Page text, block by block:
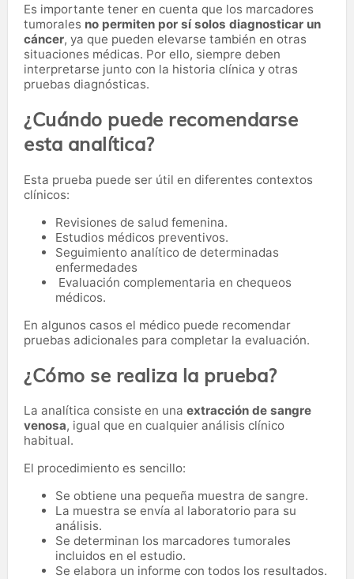
Es importante tener en cuenta que los marcadores
tumorales no permiten por sí solos diagnosticar un
cáncer, ya que pueden elevarse también en otras
situaciones médicas. Por ello, siempre deben
interpretarse junto con la historia clínica y otras
pruebas diagnósticas.
¿Cuándo puede recomendarse
esta analítica?
Esta prueba puede ser útil en diferentes contextos
clínicos:
Revisiones de salud femenina.
Estudios médicos preventivos.
Seguimiento analítico de determinadas
enfermedades
Evaluación complementaria en chequeos
médicos.
En algunos casos el médico puede recomendar
pruebas adicionales para completar la evaluación.
¿Cómo se realiza la prueba?
La analítica consiste en una extracción de sangre
venosa, igual que en cualquier análisis clínico
habitual.
El procedimiento es sencillo:
Se obtiene una pequeña muestra de sangre.
La muestra se envía al laboratorio para su
análisis.
Se determinan los marcadores tumorales
incluidos en el estudio.
Se elabora un informe con todos los resultados.